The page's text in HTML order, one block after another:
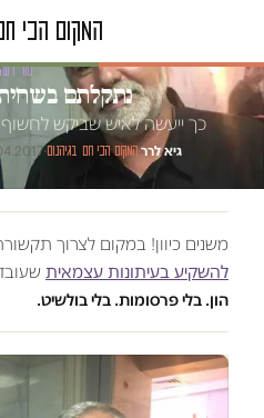
טור
נתקלתם
כך ייעשה לאיש שביקש
גיא לרר·המקום הכי חם בגיהנום·
משנים כיוון! במקום לצרוך
להשקיע בעיתונות עצמאית
הון. בלי פרסומות. בלי בולשיט.